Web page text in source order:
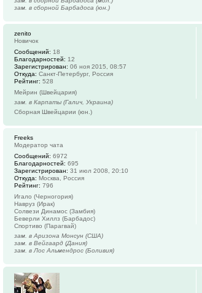
зам. в сборной Барбадоса (юн.)
zenito
Новичок
Сообщений: 18
Благодарностей: 12
Зарегистрирован: 06 ноя 2015, 08:57
Откуда: Санкт-Петербург, Россия
Рейтинг: 528
Мейрин (Швейцария)
зам. в Карпаты (Галич, Украина)
Сборная Швейцарии (юн.)
Freeks
Модератор чата
Сообщений: 6972
Благодарностей: 695
Зарегистрирован: 31 июл 2008, 20:10
Откуда: Москва, Россия
Рейтинг: 796
Игало (Черногория)
Навруз (Ирак)
Солвези Динамос (Замбия)
Беверли Хиллз (Барбадос)
Спортиво (Парагвай)
зам. в Аризона Монсун (США)
зам. в Вейгаард (Дания)
зам. в Лос Альмендрос (Боливия)